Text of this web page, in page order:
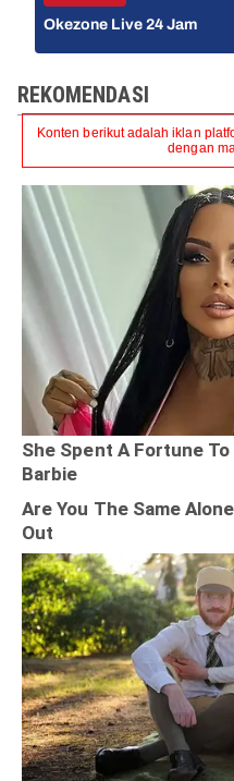
Okezone Live 24 Jam